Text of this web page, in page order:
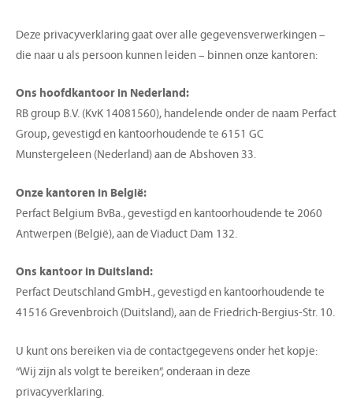
Deze privacyverklaring gaat over alle gegevensverwerkingen –
die naar u als persoon kunnen leiden – binnen onze kantoren:
Ons hoofdkantoor in Nederland:
RB group B.V. (KvK 14081560), handelende onder de naam Perfact
Group, gevestigd en kantoorhoudende te 6151 GC
Munstergeleen (Nederland) aan de Abshoven 33.
Onze kantoren in België:
Perfact Belgium BvBa., gevestigd en kantoorhoudende te 2060
Antwerpen (België), aan de Viaduct Dam 132.
Ons kantoor in Duitsland:
Perfact Deutschland GmbH., gevestigd en kantoorhoudende te
41516 Grevenbroich (Duitsland), aan de Friedrich-Bergius-Str. 10.
U kunt ons bereiken via de contactgegevens onder het kopje:
“Wij zijn als volgt te bereiken”, onderaan in deze
privacyverklaring.